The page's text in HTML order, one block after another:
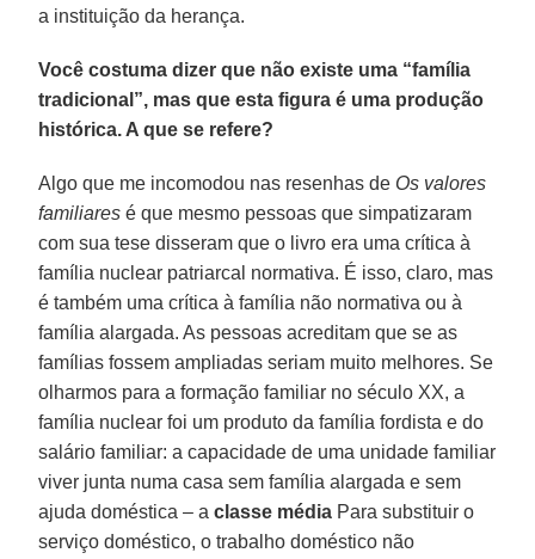
a instituição da herança.
Você costuma dizer que não existe uma “família
tradicional”, mas que esta figura é uma produção
histórica. A que se refere?
Algo que me incomodou nas resenhas de Os valores
familiares é que mesmo pessoas que simpatizaram
com sua tese disseram que o livro era uma crítica à
família nuclear patriarcal normativa. É isso, claro, mas
é também uma crítica à família não normativa ou à
família alargada. As pessoas acreditam que se as
famílias fossem ampliadas seriam muito melhores. Se
olharmos para a formação familiar no século XX, a
família nuclear foi um produto da família fordista e do
salário familiar: a capacidade de uma unidade familiar
viver junta numa casa sem família alargada e sem
ajuda doméstica – aclasse média Para substituir o
serviço doméstico, o trabalho doméstico não